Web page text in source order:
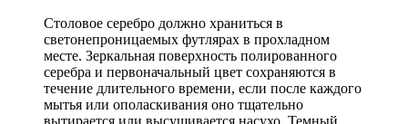
Столовое серебро должно храниться в
светонепроницаемых футлярах в прохладном
месте. Зеркальная поверхность полированного
серебра и первоначальный цвет сохраняются в
течение длительного времени, если после каждого
мытья или ополаскивания оно тщательно